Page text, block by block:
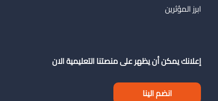
ابرز المؤثرين
إعلانك يمكن أن يظهر على منصتنا التعليمية الان
انضم الينا